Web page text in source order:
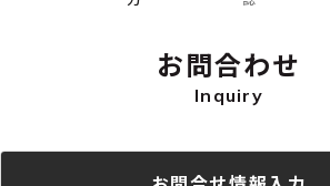
お問合わせ
Inquiry